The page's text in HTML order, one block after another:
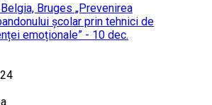
Bruges „Prevenirea
școlar prin tehnici de
emoționale” - 10 dec.